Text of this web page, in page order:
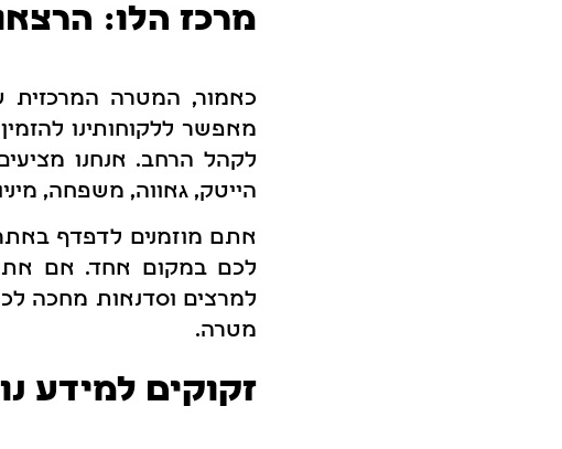
מרכז הלו:
כאמור, המטרה המרכזית
מאפשר ללקוחותינו
לקהל הרחב. אנחנו
הייטק, גאווה, משפחה,
אתם מוזמנים לדפדף
לכם במקום אחד. אם אתם
למרצים וסדנאות מחכה
מטרה.
זקוקים למידע